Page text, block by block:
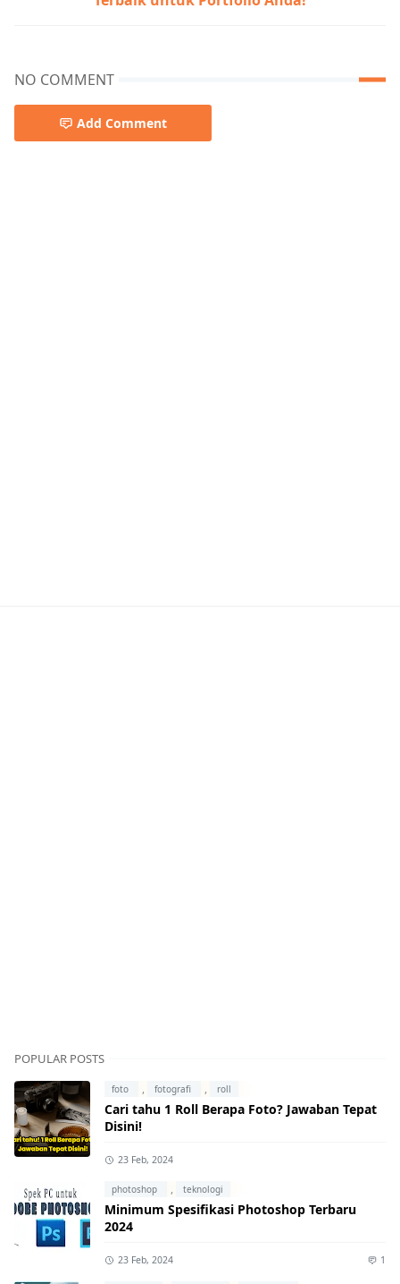
NO COMMENT
Add Comment
POPULAR POSTS
foto , fotografi , roll
Cari tahu 1 Roll Berapa Foto? Jawaban Tepat
Disini!
23 Feb, 2024
photoshop , teknologi
Minimum Spesifikasi Photoshop Terbaru
2024
23 Feb, 2024 1